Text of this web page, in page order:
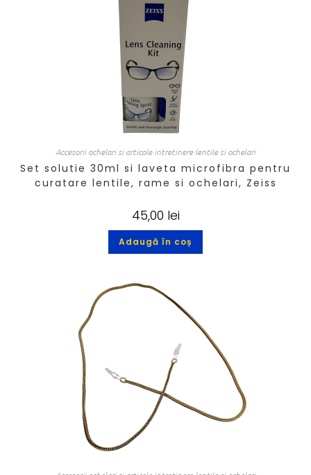
Accesorii ochelari si articole intretinere lentile si ochelari
Set solutie 30ml si laveta microfibra pentru
curatare lentile, rame si ochelari, Zeiss
45,00 lei
Adaugă în coș